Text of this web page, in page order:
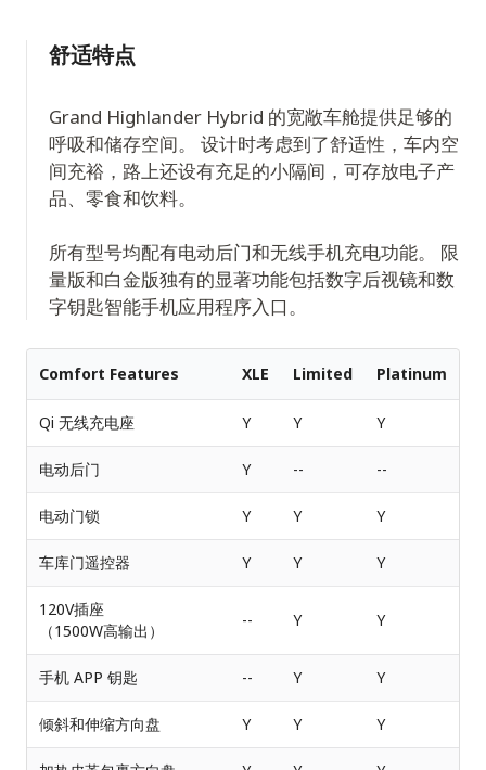
舒适特点
Grand Highlander Hybrid 的宽敞车舱提供足够的
呼吸和储存空间。 设计时考虑到了舒适性，车内空
间充裕，路上还设有充足的小隔间，可存放电子产
品、零食和饮料。
所有型号均配有电动后门和无线手机充电功能。 限
量版和白金版独有的显著功能包括数字后视镜和数
字钥匙智能手机应用程序入口。
Comfort Features XLE Limited Platinum
Qi 无线充电座 Y Y Y
电动后门 Y -- --
电动门锁 Y Y Y
车库门遥控器 Y Y Y
120V插座
（1500W高输出）
-- Y Y
手机 APP 钥匙 -- Y Y
倾斜和伸缩方向盘 Y Y Y